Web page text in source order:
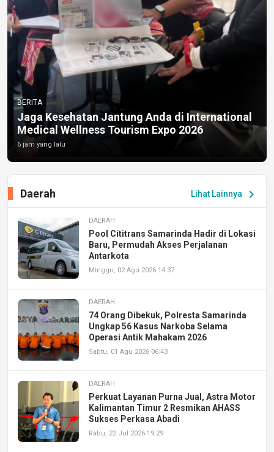
BERITA
Jaga Kesehatan Jantung Anda di International
Medical Wellness Tourism Expo 2026
6 jam yang lalu
Lihat Lainnya chevron_right
Daerah
DAERAH
Pool Cititrans Samarinda Hadir di Lokasi
Baru, Permudah Akses Perjalanan
Antarkota
Minggu, 02 Agu 2026 14:37
DAERAH
74 Orang Dibekuk, Polresta Samarinda
Ungkap 56 Kasus Narkoba Selama
Operasi Antik Mahakam 2026
Sabtu, 01 Agu 2026 06:43
DAERAH
Perkuat Layanan Purna Jual, Astra Motor
Kalimantan Timur 2 Resmikan AHASS
Sukses Perkasa Abadi
Rabu, 22 Jul 2026 19:29